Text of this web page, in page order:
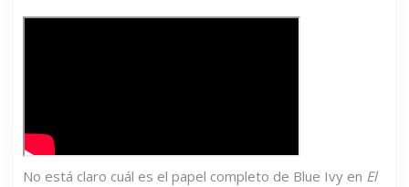
No está claro cuál es el papel completo de Blue Ivy en El